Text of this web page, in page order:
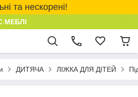
та нескорені!
МЕБЛІ
ДИТЯЧА ЛІЖКА ДЛЯ ДІТЕЙ